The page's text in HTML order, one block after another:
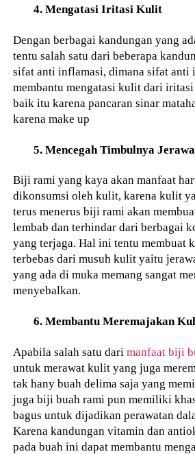
4. Mengatasi Iritasi Kulit
Dengan berbagai kandungan yang
tentu salah satu dari beberapa
sifat anti inflamasi, dimana sifat anti
membantu mengatasi kulit dari
baik itu karena pancaran sinar
karena make up
5. Mencegah Timbulnya
Biji rami yang kaya akan manfaat
dikonsumsi oleh kulit, karena kulit
terus menerus biji rami akan
lembab dan terhindar dari berbagai
yang terjaga. Hal ini tentu membuat
terbebas dari musuh kulit yaitu
yang ada di muka memang sangat
menyebalkan.
6. Membantu Meremajakan
Apabila salah satu darimanfaat biji
untuk merawat kulit yang juga
tak hany buah delima saja yang
juga biji buah rami pun memiliki
bagus untuk dijadikan perawatan
Karena kandungan vitamin dan
pada buah ini dapat membantu